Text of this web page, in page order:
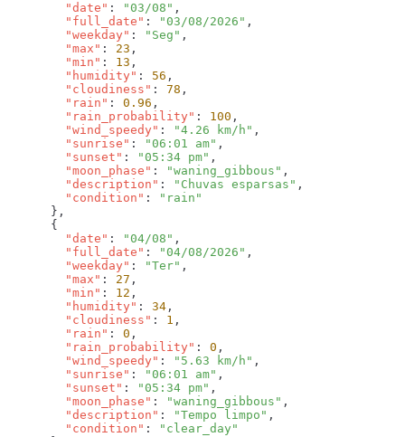
        "date"
: "03/08"
        "full_date"
: "03/08/2026"
        "weekday"
: "Seg"
        "max"
: 23
        "min"
: 13
        "humidity"
: 56
        "cloudiness"
: 78
        "rain"
: 0.96
        "rain_probability"
: 100
        "wind_speedy"
: "4.26 km/h"
        "sunrise"
: "06:01 am"
        "sunset"
: "05:34 pm"
        "moon_phase"
: "waning_gibbous"
        "description"
: "Chuvas esparsas"
        "condition"
:
        "date"
: "04/08"
        "full_date"
: "04/08/2026"
        "weekday"
: "Ter"
        "max"
: 27
        "min"
: 12
        "humidity"
: 34
        "cloudiness"
: 1
        "rain"
: 0
        "rain_probability"
: 0
        "wind_speedy"
: "5.63 km/h"
        "sunrise"
: "06:01 am"
        "sunset"
: "05:34 pm"
        "moon_phase"
: "waning_gibbous"
        "description"
: "Tempo limpo"
        "condition"
: